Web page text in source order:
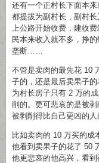
还有一个正村长下面本
都提拔为副村长，副村
上公路开始收费，建收
民本来收入就不多，挣
垄断……
不管是卖肉的最先花 10
子的，还是最后卖果子
为村长房子只有 2 万的
削的。更可悲哀的是被
被剥削得比自己更凶的人
比如卖肉的 10 万买的成
他看到卖果子的花了 50
他更悲哀的他高兴，看